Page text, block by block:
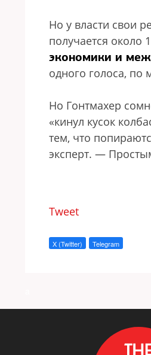
Но у власти свои
получается около
экономики и
одного голоса, по
Но Гонтмахер
«кинул кусок
тем, что
эксперт. —
Tweet
X (Twitter) Telegram